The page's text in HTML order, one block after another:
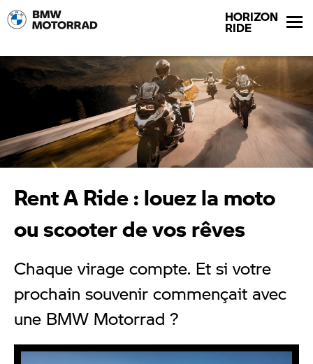
HORIZON
RIDE
Rent A Ride : louez la moto
ou scooter de vos rêves
Chaque virage compte. Et si votre
prochain souvenir commençait avec
une BMW Motorrad ?